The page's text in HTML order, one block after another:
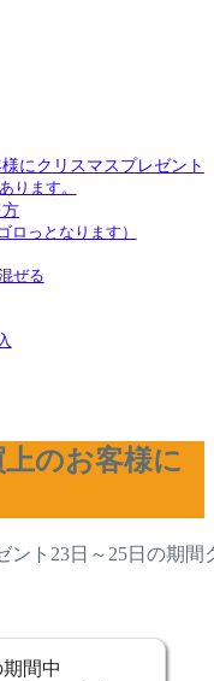
にクリスマスプレゼント
ります。
ロっとなります）
ぜる
のお客様に
23日～25日の期
間中